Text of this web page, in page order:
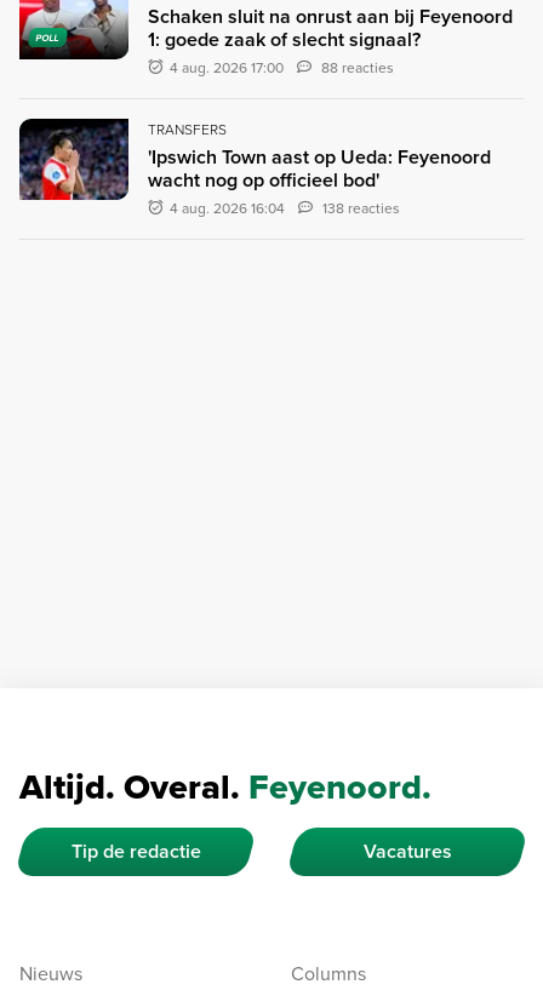
POLL
Schaken sluit na onrust aan bij Feyenoord
1: goede zaak of slecht signaal?
4 aug. 2026 17:00 88 reacties
TRANSFERS
'Ipswich Town aast op Ueda: Feyenoord
wacht nog op officieel bod'
4 aug. 2026 16:04 138 reacties
Altijd. Overal. Feyenoord.
Tip de redactie Vacatures
Nieuws
Columns